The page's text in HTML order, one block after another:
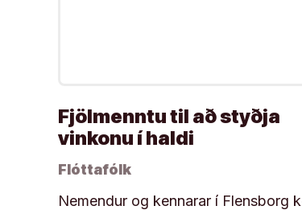
Fjölmenntu til að styðja
vinkonu í haldi
Flóttafólk
Nemendur og kennarar í Flensborg